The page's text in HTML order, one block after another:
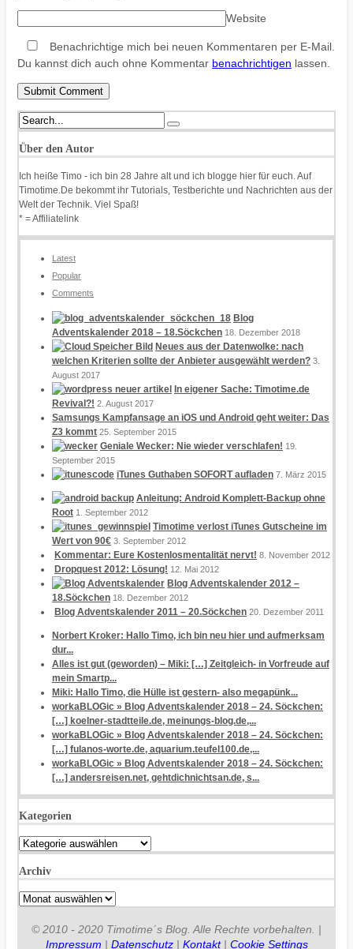
Website
Benachrichtige mich bei neuen Kommentaren per E-Mail.
Du kannst dich auch ohne Kommentar benachrichtigen lassen.
Über den Autor
Ich heiße Timo - ich bin 28 Jahre alt und ich blogge hier für euch. Auf
Timotime.De bekommt ihr Tutorials, Testberichte und Nachrichten aus der
Welt der Technik. Viel Spaß!
* = Affiliatelink
Latest
Popular
Comments
Blog
Adventskalender 2018 – 18.Söckchen 18. Dezember 2018
Neues aus der Datenwolke: nach
welchen Kriterien sollte der Anbieter ausgewählt werden? 3.
August 2017
In eigener Sache: Timotime.de
Revival?! 2. August 2017
Samsungs Kampfansage an iOS und Android geht weiter: Das
Z3 kommt 25. September 2015
Geniale Wecker: Nie wieder verschlafen! 19.
September 2015
iTunes Guthaben SOFORT aufladen 7. März 2015
Anleitung: Android Komplett-Backup ohne
Root 1. September 2012
Timotime verlost iTunes Gutscheine im
Wert von 90€ 3. September 2012
Kommentar: Eure Kostenlosmentalität nervt! 8. November 2012
Dropquest 2012: Lösung! 12. Mai 2012
Blog Adventskalender 2012 –
18.Söckchen 18. Dezember 2012
Blog Adventskalender 2011 – 20.Söckchen 20. Dezember 2011
Norbert Kroker: Hallo Timo, ich bin neu hier und aufmerksam
dur...
Alles ist gut (geworden) – Miki: […] Zeitgleich- in Vorfreude auf
mein Smartp...
Miki: Hallo Timo, die Hülle ist gestern- also megapünk...
workaBLOGic » Blog Adventskalender 2018 – 24. Söckchen:
[…] koelner-stadtteile.de, meinungs-blog.de,...
workaBLOGic » Blog Adventskalender 2018 – 24. Söckchen:
[…] fulanos-worte.de, aquarium.teufel100.de,...
workaBLOGic » Blog Adventskalender 2018 – 24. Söckchen:
[…] andersreisen.net, gehtdichnichtsan.de, s...
Kategorien
Kategorien
Archiv
Archiv
© 2010 - 2020 Timotime´s Blog. Alle Rechte vorbehalten. |
Impressum | Datenschutz| Kontakt| Cookie Settings